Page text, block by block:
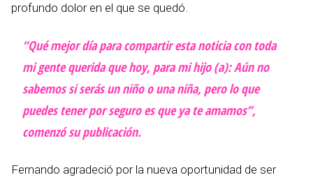
profundo dolor en el que se quedó.
“Qué mejor día para compartir esta noticia con toda
mi gente querida que hoy, para mi hijo (a): Aún no
sabemos si serás un niño o una niña, pero lo que
puedes tener por seguro es que ya te amamos”,
comenzó su publicación.
Fernando agradeció por la nueva oportunidad de ser